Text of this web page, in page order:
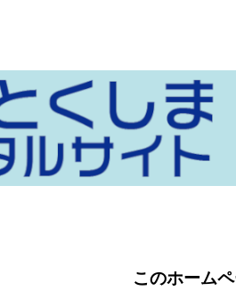
このホーム